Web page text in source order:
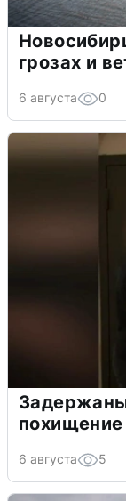
грозах и
6 августа 0
похищение
6 августа 5